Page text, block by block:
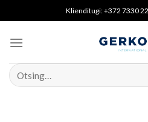
to
content
Klienditugi: +372 7330
Otsi: